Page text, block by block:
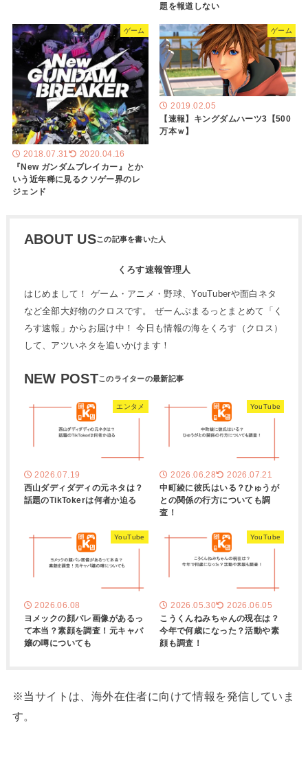
題を報道しない
ゲーム
2018.07.31 2020.04.16
『New ガンダムブレイカー』とか
いう近年稀に見るクソゲー界のレ
ジェンド
ゲーム
2019.02.05
【速報】キングダムハーツ3【500
万本ｗ】
ABOUT US
くろす速報管理人
はじめまして！ ゲーム・アニメ・野球、YouTuberや面白ネタ
など全部大好物のクロスです。 ぜーんぶまるっとまとめて「く
ろす速報」からお届け中！ 今日も情報の海をくろす（クロス）
して、アツいネタを追いかけます！
NEW POST
エンタメ
2026.07.19
西山ダディダディの元ネタは？
話題のTikTokerは何者か迫る
YouTube
2026.06.28 2026.07.21
中町綾に彼氏はいる？ひゅうが
との関係の行方についても調
査！
YouTube
2026.06.08
ヨメックの顔バレ画像があるっ
て本当？素顔を調査！元キャバ
嬢の噂についても
YouTube
2026.05.30 2026.06.05
こうくんねみちゃんの現在は？
今年で何歳になった？活動や素
顔も調査！
※当サイトは、海外在住者に向けて情報を発信していま
す。